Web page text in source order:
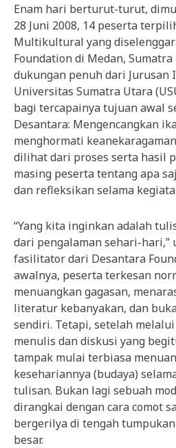
Enam hari berturut-turut,
28 Juni 2008, 14 peserta
Multikultural yang
Foundation di Medan,
dukungan penuh dari Jurusan
Universitas Sumatra Utara
bagi tercapainya tujuan awal
Desantara: Mengencangkan
menghormati
dilihat dari proses serta hasil
masing peserta tentang apa
dan refleksikan selama
“Yang kita inginkan adalah
dari pengalaman sehari-hari,”
fasilitator dari Desantara
awalnya, peserta terkesan
menuangkan gagasan,
literatur kebanyakan, dan
sendiri. Tetapi, setelah
menulis dan diskusi yang
tampak mulai terbiasa
kesehariannya (budaya)
tulisan. Bukan lagi sebuah
dirangkai dengan cara comot
bergerilya di tengah
besar.